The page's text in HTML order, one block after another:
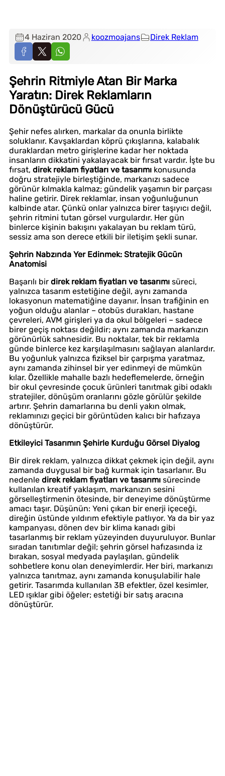
4 Haziran 2020 koozmoajans Direk Reklam
Şehrin Ritmiyle Atan Bir Marka
Yaratın: Direk Reklamların
Dönüştürücü Gücü
Şehir nefes alırken, markalar da onunla birlikte
soluklanır. Kavşaklardan köprü çıkışlarına, kalabalık
duraklardan metro girişlerine kadar her noktada
insanların dikkatini yakalayacak bir fırsat vardır. İşte bu
fırsat, direk reklam fiyatları ve tasarımı konusunda
doğru stratejiyle birleştiğinde, markanızı sadece
görünür kılmakla kalmaz; gündelik yaşamın bir parçası
haline getirir. Direk reklamlar, insan yoğunluğunun
kalbinde atar. Çünkü onlar yalnızca birer taşıyıcı değil,
şehrin ritmini tutan görsel vurgulardır. Her gün
binlerce kişinin bakışını yakalayan bu reklam türü,
sessiz ama son derece etkili bir iletişim şekli sunar.
Şehrin Nabzında Yer Edinmek: Stratejik Gücün
Anatomisi
Başarılı bir direk reklam fiyatları ve tasarımı süreci,
yalnızca tasarım estetiğine değil, aynı zamanda
lokasyonun matematiğine dayanır. İnsan trafiğinin en
yoğun olduğu alanlar – otobüs durakları, hastane
çevreleri, AVM girişleri ya da okul bölgeleri – sadece
birer geçiş noktası değildir; aynı zamanda markanızın
görünürlük sahnesidir. Bu noktalar, tek bir reklamla
günde binlerce kez karşılaşılmasını sağlayan alanlardır.
Bu yoğunluk yalnızca fiziksel bir çarpışma yaratmaz,
aynı zamanda zihinsel bir yer edinmeyi de mümkün
kılar. Özellikle mahalle bazlı hedeflemelerde, örneğin
bir okul çevresinde çocuk ürünleri tanıtmak gibi odaklı
stratejiler, dönüşüm oranlarını gözle görülür şekilde
artırır. Şehrin damarlarına bu denli yakın olmak,
reklamınızı geçici bir görüntüden kalıcı bir hafızaya
dönüştürür.
Etkileyici Tasarımın Şehirle Kurduğu Görsel Diyalog
Bir direk reklam, yalnızca dikkat çekmek için değil, aynı
zamanda duygusal bir bağ kurmak için tasarlanır. Bu
nedenle direk reklam fiyatları ve tasarımı sürecinde
kullanılan kreatif yaklaşım, markanızın sesini
görselleştirmenin ötesinde, bir deneyime dönüştürme
amacı taşır. Düşünün: Yeni çıkan bir enerji içeceği,
direğin üstünde yıldırım efektiyle patlıyor. Ya da bir yaz
kampanyası, dönen dev bir klima kanadı gibi
tasarlanmış bir reklam yüzeyinden duyuruluyor. Bunlar
sıradan tanıtımlar değil; şehrin görsel hafızasında iz
bırakan, sosyal medyada paylaşılan, gündelik
sohbetlere konu olan deneyimlerdir. Her biri, markanızı
yalnızca tanıtmaz, aynı zamanda konuşulabilir hale
getirir. Tasarımda kullanılan 3B efektler, özel kesimler,
LED ışıklar gibi öğeler; estetiği bir satış aracına
dönüştürür.